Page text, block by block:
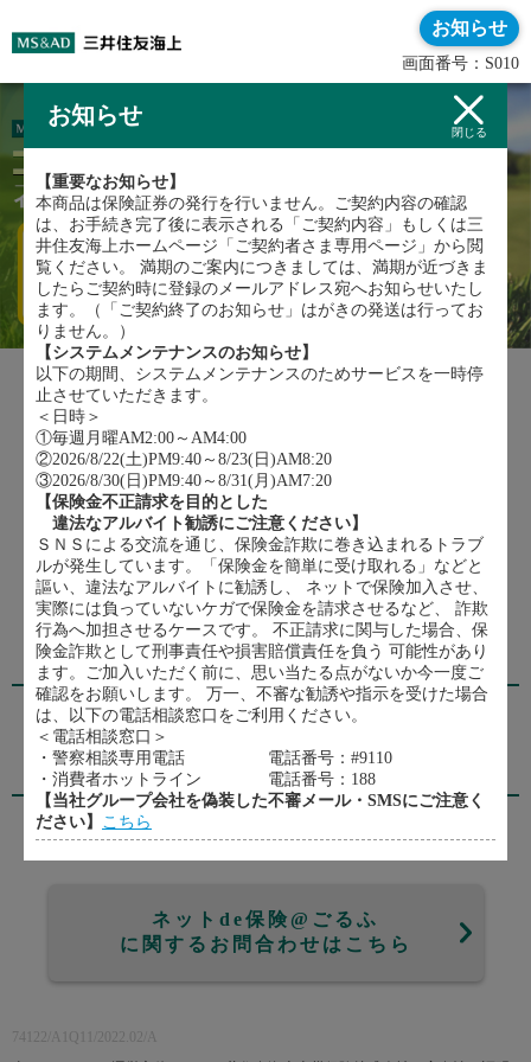
お知らせ
画面番号：S010
お知らせ
閉じる
【重要なお知らせ】
本商品は保険証券の発行を行いません。ご契約内容の確認
は、お手続き完了後に表示される「ご契約内容」もしくは三
井住友海上ホームページ「ご契約者さま専用ページ」から閲
覧ください。 満期のご案内につきましては、満期が近づきま
したらご契約時に登録のメールアドレス宛へお知らせいたし
ます。（「ご契約終了のお知らせ」はがきの発送は行ってお
りません。）
【システムメンテナンスのお知らせ】
以下の期間、システムメンテナンスのためサービスを一時停
止させていただきます。
＜日時＞
①毎週月曜AM2:00～AM4:00
②2026/8/22(土)PM9:40～8/23(日)AM8:20
③2026/8/30(日)PM9:40～8/31(月)AM7:20
【保険金不正請求を目的とした
違法なアルバイト勧誘にご注意ください】
ＳＮＳによる交流を通じ、保険金詐欺に巻き込まれるトラブ
ルが発生しています。「保険金を簡単に受け取れる」などと
謳い、違法なアルバイトに勧誘し、 ネットで保険加入させ、
実際には負っていないケガで保険金を請求させるなど、 詐欺
行為へ加担させるケースです。 不正請求に関与した場合、保
険金詐欺として刑事責任や損害賠償責任を負う 可能性があり
ます。ご加入いただく前に、思い当たる点がないか今一度ご
確認をお願いします。 万一、不審な勧誘や指示を受けた場合
は、以下の電話相談窓口をご利用ください。
＜電話相談窓口＞
・警察相談専用電話 電話番号：#9110
・消費者ホットライン 電話番号：188
【当社グループ会社を偽装した不審メール・SMSにご注意く
ださい】 こちら
お申込みはこちら
契約内容の確認
代理店・扱者
ＴＲＭ株式会社
0942-22-6839
引受保険会社
三井住友海上火災保険株式会社
ネットde保険@ごるふ
に関するお問合わせはこちら
74122/A1Q11/2022.02/A